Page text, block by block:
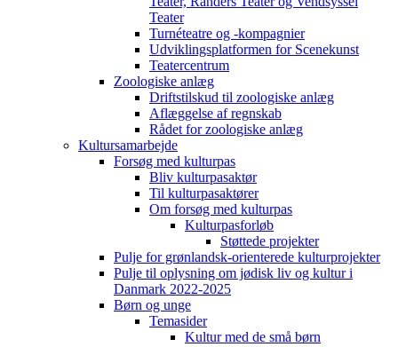
Teater
Turnéteatre og -kompagnier
Udviklingsplatformen for Scenekunst
Teatercentrum
Zoologiske anlæg
Driftstilskud til zoologiske anlæg
Aflæggelse af regnskab
Rådet for zoologiske anlæg
Kultursamarbejde
Forsøg med kulturpas
Bliv kulturpasaktør
Til kulturpasaktører
Om forsøg med kulturpas
Kulturpasforløb
Støttede projekter
Pulje for grønlandsk-orienterede kulturprojekter
Pulje til oplysning om jødisk liv og kultur i
Danmark 2022-2025
Børn og unge
Temasider
Kultur med de små børn